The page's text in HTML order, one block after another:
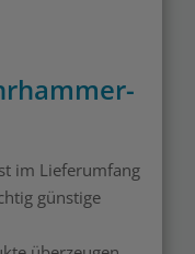
im Lieferumfang
günstige